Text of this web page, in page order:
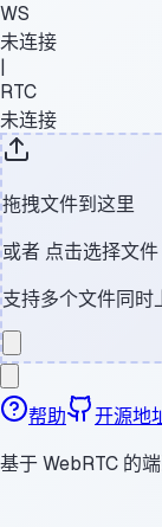
WS
未连接
|
RTC
未连接
拖拽文件到这里
或者 点击选择文件
支持多个文件同时
帮助 开源地
基于 WebRTC 的